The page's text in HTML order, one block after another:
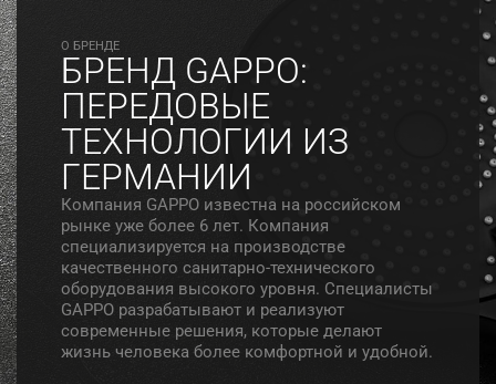
O БРЕНДЕ
БРЕНД GAPPO:
ПЕРЕДОВЫЕ
ТЕХНОЛОГИИ ИЗ
ГЕРМАНИИ
Компания GAPPO известна на российском
рынке уже более 6 лет. Компания
специализируется на производстве
качественного санитарно-технического
оборудования высокого уровня. Специалисты
GAPPO разрабатывают и реализуют
современные решения, которые делают
жизнь человека более комфортной и удобной.